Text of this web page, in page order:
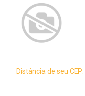
Distância de seu CEP: